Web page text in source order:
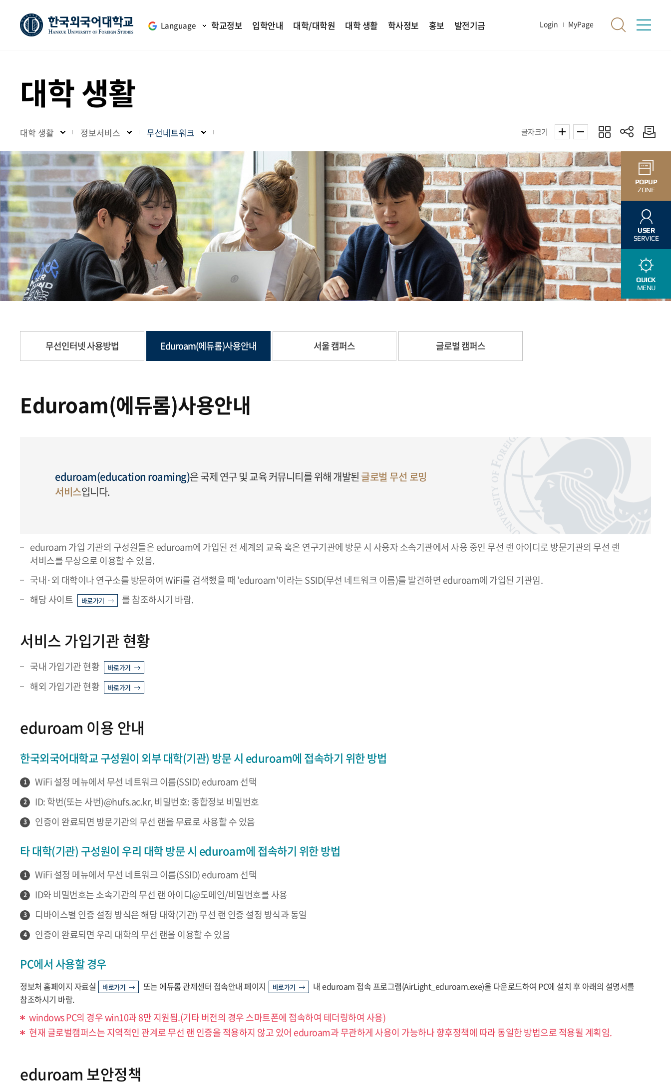
Language 학교정보 입학안내 대학/대학원 대학 생활 학사정보 홍보 발전기금 Login MyPage
POPUP
ZONE
USER
SERVICE
QUICK
MENU
대학 생활
대학 생활 정보서비스 무선네트워크 글자크기
무선인터넷 사용방법 Eduroam(에듀롬)사용안내 서울 캠퍼스 글로벌 캠퍼스
Eduroam(에듀롬)사용안내
eduroam(education roaming)은 국제 연구 및 교육 커뮤니티를 위해 개발된 글로벌 무선 로밍
서비스입니다.
eduroam 가입 기관의 구성원들은 eduroam에 가입된 전 세계의 교육 혹은 연구기관에 방문 시 사용자 소속기관에서 사용 중인 무선 랜 아이디로 방문기관의 무선 랜
서비스를 무상으로 이용할 수 있음.
국내·외 대학이나 연구소를 방문하여 WiFi를 검색했을 때 'eduroam'이라는 SSID(무선 네트워크 이름)를 발견하면 eduroam에 가입된 기관임.
해당 사이트
바로가기 를 참조하시기 바람.
서비스 가입기관 현황
국내 가입기관 현황 바로가기
해외 가입기관 현황 바로가기
eduroam 이용 안내
한국외국어대학교 구성원이 외부 대학(기관) 방문 시 eduroam에 접속하기 위한 방법
1 WiFi 설정 메뉴에서 무선 네트워크 이름(SSID) eduroam 선택
2 ID: 학번(또는 사번)@hufs.ac.kr, 비밀번호: 종합정보 비밀번호
3 인증이 완료되면 방문기관의 무선 랜을 무료로 사용할 수 있음
타 대학(기관) 구성원이 우리 대학 방문 시 eduroam에 접속하기 위한 방법
1 WiFi 설정 메뉴에서 무선 네트워크 이름(SSID) eduroam 선택
2 ID와 비밀번호는 소속기관의 무선 랜 아이디@도메인/비밀번호를 사용
3 디바이스별 인증 설정 방식은 해당 대학(기관) 무선 랜 인증 설정 방식과 동일
4 인증이 완료되면 우리 대학의 무선 랜을 이용할 수 있음
PC에서 사용할 경우
정보처 홈페이지 자료실 바로가기 또는 에듀롬 관제센터 접속안내 페이지 바로가기
내 eduroam 접속 프로그램(AirLight_eduroam.exe)을 다운로드하여 PC에 설치 후 아래의 설명서를
참조하시기 바람.
windows PC의 경우 win10과 8만 지원됨.(기타 버전의 경우 스마트폰에 접속하여 테더링하여 사용)
현재 글로벌캠퍼스는 지역적인 관계로 무선 랜 인증을 적용하지 않고 있어 eduroam과 무관하게 사용이 가능하나 향후정책에 따라 동일한 방법으로 적용될 계획임.
eduroam 보안정책